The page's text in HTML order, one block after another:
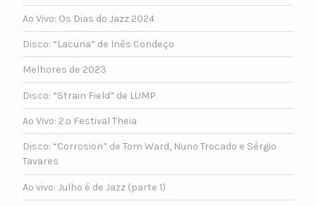
Ao Vivo: Os Dias do Jazz 2024
Disco: “Lacuna” de Inês Condeço
Melhores de 2023
Disco: “Strain Field” de LUMP
Ao Vivo: 2.º Festival Theia
Disco: “Corrosion” de Tom Ward, Nuno Trocado e Sérgio
Tavares
Ao vivo: Julho é de Jazz (parte 1)